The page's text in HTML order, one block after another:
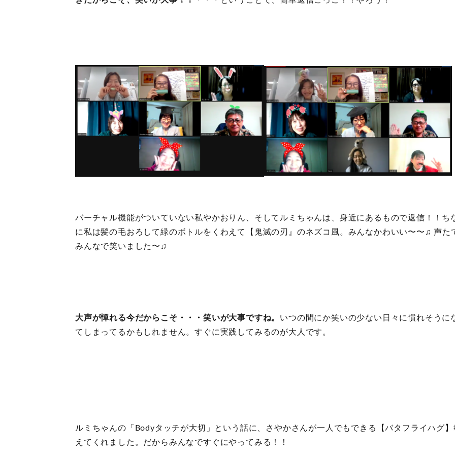
バーチャル機能がついていない私やかおりん、そしてルミちゃんは、身近にあるもので返信！！ち
に私は髪の毛おろして緑のボトルをくわえて【鬼滅の刃』のネズコ風。みんなかわいい〜〜♫ 声た
みんなで笑いました〜♫
大声が憚れる今だからこそ・・・笑いが大事ですね。 いつの間にか笑いの少ない日々に慣れそうに
てしまってるかもしれません。すぐに実践してみるのが大人です。
ルミちゃんの「Bodyタッチが大切」という話に、さやかさんが一人でもできる【バタフライハグ】
えてくれました。だからみんなですぐにやってみる！！